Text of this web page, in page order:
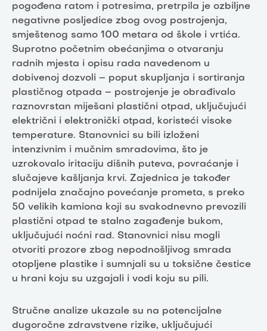
pogođena ratom i potresima, pretrpila je ozbiljne
negativne posljedice zbog ovog postrojenja,
smještenog samo 100 metara od škole i vrtića.
Suprotno početnim obećanjima o otvaranju
radnih mjesta i opisu rada navedenom u
dobivenoj dozvoli – poput skupljanja i sortiranja
plastičnog otpada – postrojenje je obrađivalo
raznovrstan miješani plastični otpad, uključujući
električni i elektronički otpad, koristeći visoke
temperature. Stanovnici su bili izloženi
intenzivnim i mučnim smradovima, što je
uzrokovalo iritaciju dišnih puteva, povraćanje i
slučajeve kašljanja krvi. Zajednica je također
podnijela značajno povećanje prometa, s preko
50 velikih kamiona koji su svakodnevno prevozili
plastični otpad te stalno zagađenje bukom,
uključujući noćni rad. Stanovnici nisu mogli
otvoriti prozore zbog nepodnošljivog smrada
otopljene plastike i sumnjali su u toksične čestice
u hrani koju su uzgajali i vodi koju su pili.
Stručne analize ukazale su na potencijalne
dugoročne zdravstvene rizike, uključujući